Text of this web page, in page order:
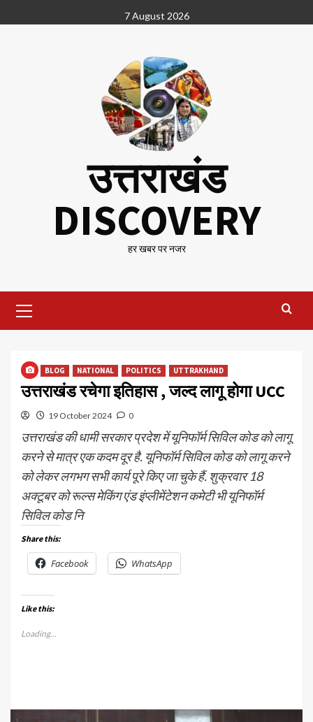
to
7 August 2026
उत्तराखंड
DISCOVERY
हर खबर पर नजर
Menu
BLOG NATIONAL POLITICS UTTRAKHAND
उत्तराखंड रचेगा इतिहास , जल्द लागू होगा UCC
19 October 2024 0
उत्तराखंड की धामी सरकार प्रदेश में यूनिफॉर्म सिविल कोड को लागू
करने से मात्र एक कदम दूर है. यूनिफॉर्म सिविल कोड को लागू करने
को लेकर लगभग सभी कार्य पूरे किए जा चुके हैं. शुक्रवार 18
अक्टूबर को रूल्स मेकिंग एंड इंप्लीमेंटेशन कमेटी भी यूनिफॉर्म
सिविल कोड नि
Share this:
Facebook WhatsApp
Like this:
Loading...